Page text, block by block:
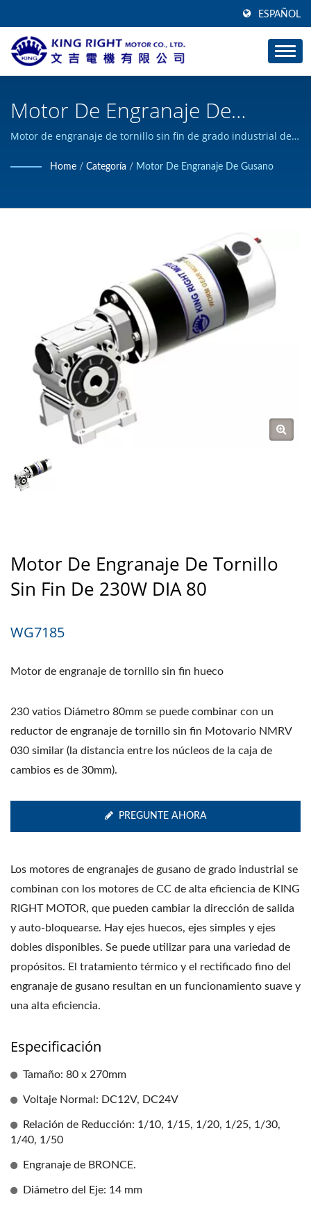
ESPAÑOL
Motor De Engranaje De
Tornillo Sin Fin Hueco /
Fabricante De Motores De
Motor de engranaje de tornillo sin fin de grado industrial de
RIGHT MOTOR puede diseñar y construir productos de motor
Home / Categoría / Motor De Engranaje De Gusano
Motor De Engranaje De Tornillo
Sin Fin De 230W DIA 80
WG7185
Motor de engranaje de tornillo sin fin hueco
230 vatios Diámetro 80mm se puede combinar con un
reductor de engranaje de tornillo sin fin Motovario NMRV
030 similar (la distancia entre los núcleos de la caja de
cambios es de 30mm).
PREGUNTE AHORA
Los motores de engranajes de gusano de grado industrial se
combinan con los motores de CC de alta eficiencia de KING
RIGHT MOTOR, que pueden cambiar la dirección de salida
y auto-bloquearse. Hay ejes huecos, ejes simples y ejes
dobles disponibles. Se puede utilizar para una variedad de
propósitos. El tratamiento térmico y el rectificado fino del
engranaje de gusano resultan en un funcionamiento suave y
una alta eficiencia.
Especificación
Tamaño: 80 x 270mm
Voltaje Normal: DC12V, DC24V
Relación de Reducción: 1/10, 1/15, 1/20, 1/25, 1/30,
1/40, 1/50
Engranaje de BRONCE.
Diámetro del Eje: 14 mm